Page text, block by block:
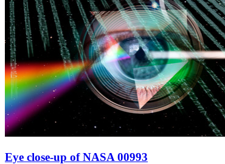
Eye close-up of NASA 00993